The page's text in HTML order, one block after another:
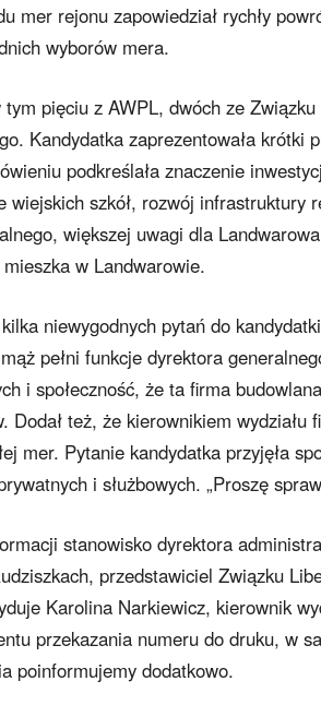
mer rejonu zapowiedział rychły
wyborów mera.
pięciu z AWPL, dwóch ze
Kandydatka zaprezentowała krótki
podkreślała znaczenie
wiejskich szkół, rozwój infrastruktury
większej uwagi dla
w Landwarowie.
niewygodnych pytań do
pełni funkcje dyrektora
i społeczność, że ta firma
Dodał też, że kierownikiem
mer. Pytanie kandydatka przyjęła
i służbowych. „Proszę
stanowisko dyrektora
przedstawiciel Związku
Karolina Narkiewicz, kierownik
przekazania numeru do druku, w
poinformujemy dodatkowo.